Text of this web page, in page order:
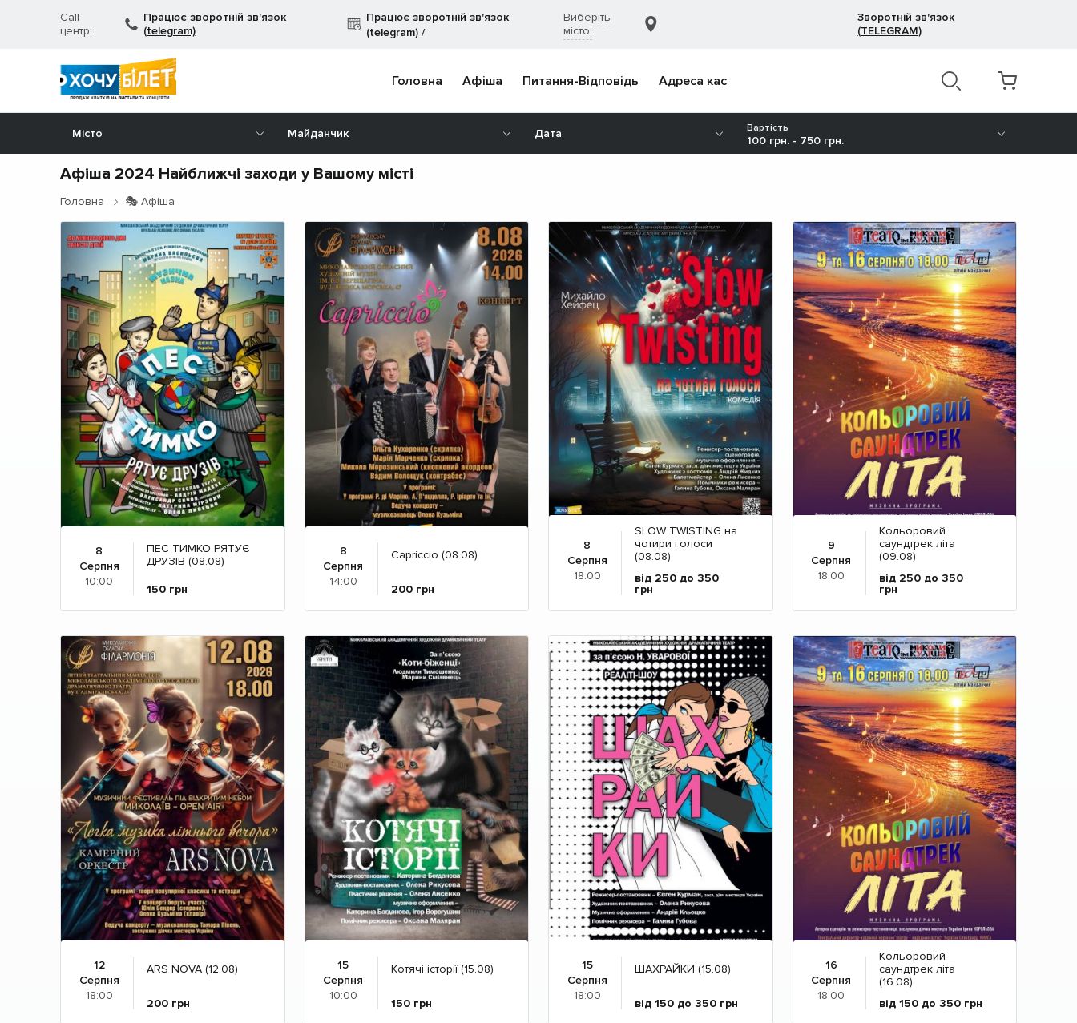
Call-
центр:
Працює зворотній зв'язок
(telegram)
Працює зворотній зв'язок
(telegram) /
Виберіть
місто:
Зворотній зв'язок
(TELEGRAM)
Головна Афіша Питання-Відповідь Адреса кас
Місто Майданчик Дата Вартість
100 грн. - 750 грн.
Афіша 2024 Найближчі заходи у Вашому місті
Головна 🎭 Афіша
8
Серпня
10:00
ПЕС ТИМКО РЯТУЄ
ДРУЗІВ (08.08)
150 грн
Детальніше
8
Серпня
14:00
Capriccio (08.08)
200 грн
Детальніше
8
Серпня
18:00
SLOW TWISTING на
чотири голоси
(08.08)
від 250 до 350
грн
Детальніше
9
Серпня
18:00
Кольоровий
саундтрек літа
(09.08)
від 250 до 350
грн
Детальніше
12
Серпня
18:00
ARS NOVA (12.08)
200 грн
15
Серпня
10:00
Котячі історії (15.08)
150 грн
15
Серпня
18:00
ШАХРАЙКИ (15.08)
від 150 до 350 грн
16
Серпня
18:00
Кольоровий
саундтрек літа
(16.08)
від 150 до 350 грн